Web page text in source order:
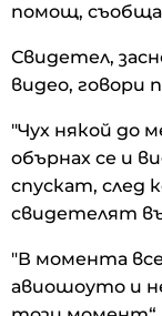
помощ,
Свидетел,
видео, говори
"Чух някой до
обърнах се и
спускат, след
свидетелят
"В момента
авиошоуто и